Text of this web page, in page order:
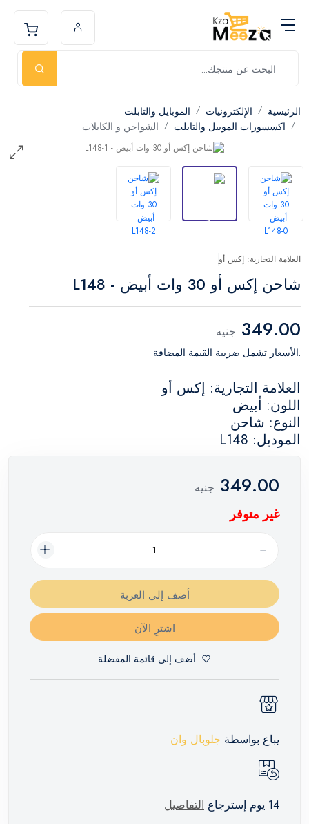
الرئيسية الإلكترونيات
الموبايل والتابلت
اكسسورات الموبيل والتابلت
الشواحن و الكابلات
العلامة التجارية: إكس أو
شاحن إكس أو 30 وات أبيض - L148
349.00 جنيه
.الأسعار تشمل ضريبة القيمة المضافة
العلامة التجارية: إكس أو
اللون: أبيض
النوع: شاحن
الموديل: L148
349.00 جنيه
غير متوفر
أضف إلي العربة
اشترِ الآن
أضف إلي قائمة المفضلة
يباع بواسطة جلوبال وان
14 يوم إسترجاع التفاصيل